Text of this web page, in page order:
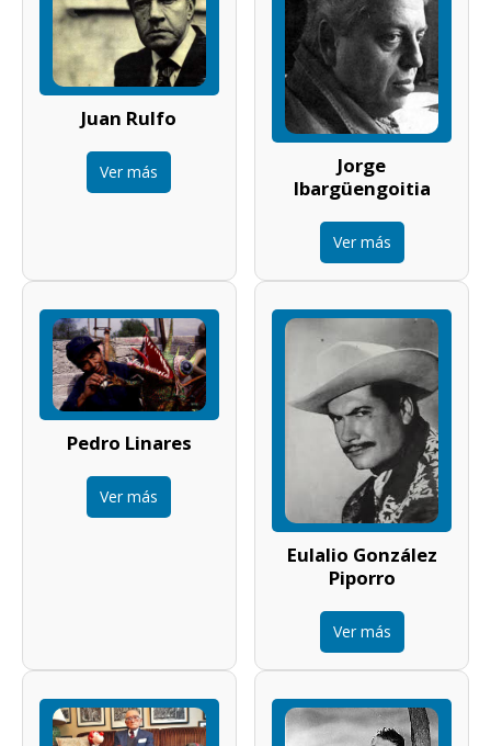
Juan Rulfo
Ver más
Jorge
Ibargüengoitia
Ver más
Pedro Linares
Ver más
Eulalio González
Piporro
Ver más